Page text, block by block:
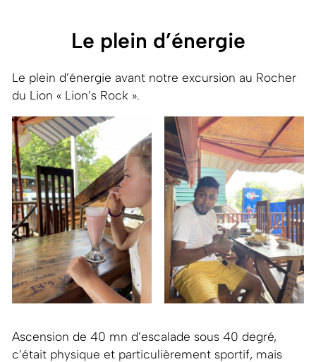
Le plein d’énergie
Le plein d’énergie avant notre excursion au Rocher
du Lion « Lion’s Rock ».
Ascension de 40 mn d’escalade sous 40 degré,
c’était physique et particulièrement sportif, mais